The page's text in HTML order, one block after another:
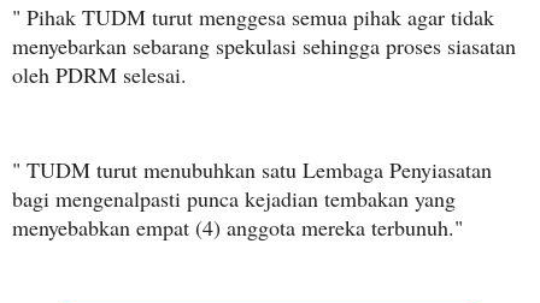
" Pihak TUDM turut menggesa semua pihak agar tidak
menyebarkan sebarang spekulasi sehingga proses siasatan
oleh PDRM selesai.
" TUDM turut menubuhkan satu Lembaga Penyiasatan
bagi mengenalpasti punca kejadian tembakan yang
menyebabkan empat (4) anggota mereka terbunuh."